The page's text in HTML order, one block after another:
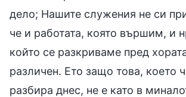
дело; Нашите служения не си
че и работата, която вършим, и
който се разкриваме пред
различен. Ето защо това, което
разбира днес, не е като в